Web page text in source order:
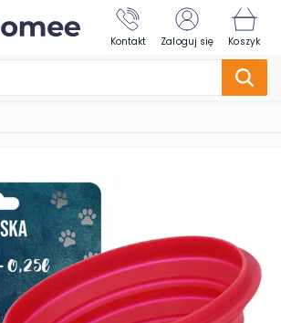
Kontakt Zaloguj się Koszyk